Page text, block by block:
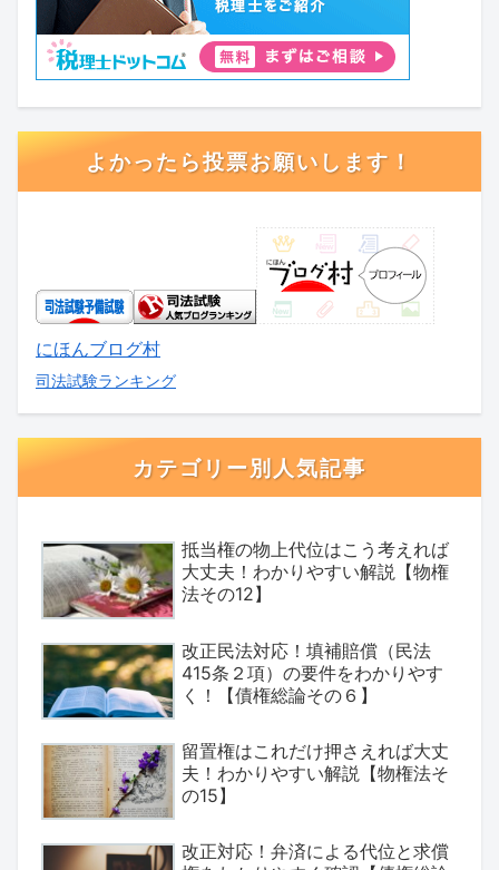
よかったら投票お願いします！
にほんブログ村
司法試験ランキング
カテゴリー別人気記事
抵当権の物上代位はこう考えれば
大丈夫！わかりやすい解説【物権
法その12】
改正民法対応！填補賠償（民法
415条２項）の要件をわかりやす
く！【債権総論その６】
留置権はこれだけ押さえれば大丈
夫！わかりやすい解説【物権法そ
の15】
改正対応！弁済による代位と求償